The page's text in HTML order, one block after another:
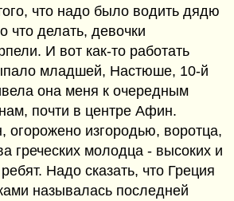
что надо было водить дядю
что делать, девочки
И вот как-то работать
младшей, Настюше, 10-й
она меня к очередным
почти в центре Афин.
огорожено изгородью, воротца,
греческих молодца - высоких и
Надо сказать, что Греция
называлась последней